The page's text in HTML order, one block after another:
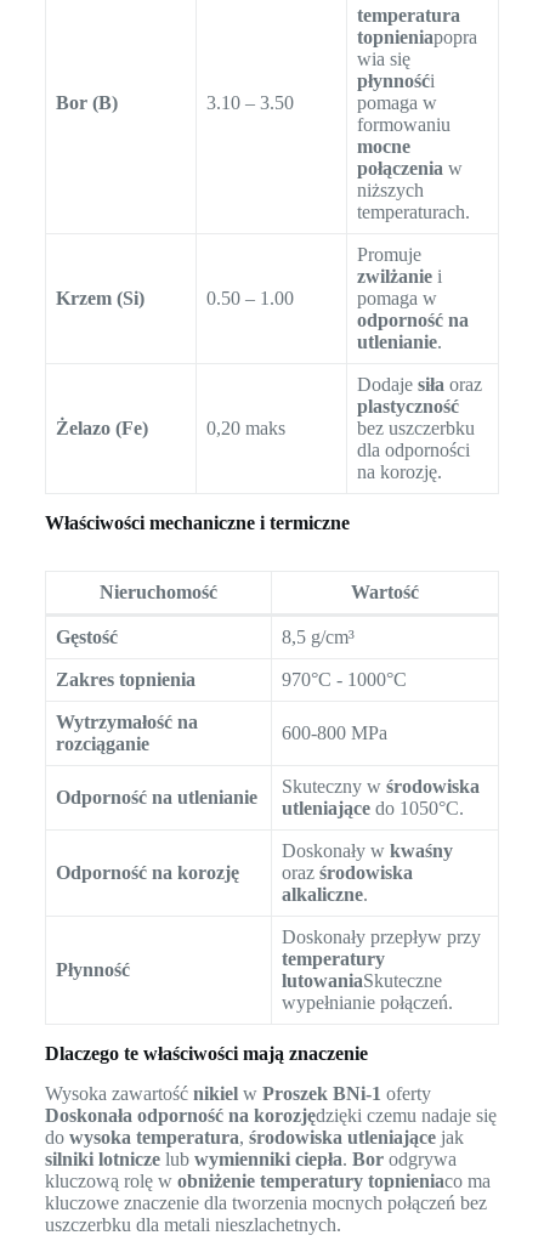
Bor (B) 3.10 – 3.50
temperatura
topnieniapopra
wia się
płynnośći
pomaga w
formowaniu
mocne
połączenia w
niższych
temperaturach.
Krzem (Si) 0.50 – 1.00
Promuje
zwilżaniei
pomaga w
odporność na
utlenianie.
Żelazo (Fe) 0,20 maks
Dodaje siła oraz
plastyczność
bez uszczerbku
dla odporności
na korozję.
Właściwości mechaniczne i termiczne
Nieruchomość Wartość
Gęstość 8,5 g/cm³
Zakres topnienia 970°C - 1000°C
Wytrzymałość na
rozciąganie
600-800 MPa
Odporność na utlenianie
Skuteczny w środowiska
utleniającedo 1050°C.
Odporność na korozję
Doskonały w kwaśny
oraz środowiska
alkaliczne.
Płynność
Doskonały przepływ przy
temperatury
lutowaniaSkuteczne
wypełnianie połączeń.
Dlaczego te właściwości mają znaczenie
Wysoka zawartość nikielw Proszek BNi-1 oferty
Doskonała odporność na korozjędzięki czemu nadaje się
do wysoka temperatura, środowiska utleniającejak
silniki lotniczelub wymienniki ciepła. Borodgrywa
kluczową rolę w obniżenie temperatury topnieniaco ma
kluczowe znaczenie dla tworzenia mocnych połączeń bez
uszczerbku dla metali nieszlachetnych.